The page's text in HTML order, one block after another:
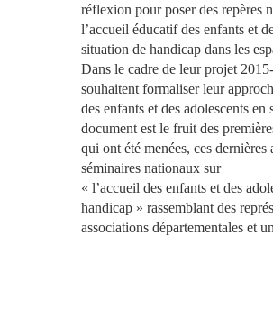
réflexion pour poser desrepères
l’accueil éducatif des enfantset
situationde handicap dans les
Dans le cadre de leur projet
souhaitent formaliser leur ap
des enfants et des adolescentsen
document est le fruit des pre
qui ont été menées, ces dernières
séminaires nationaux sur
« l’accueil des enfants et des
handicap » rassemblant des
associations départementales et